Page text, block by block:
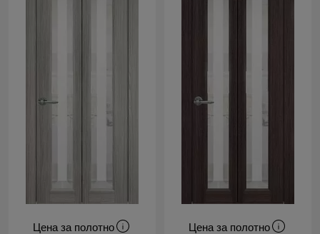
Цена за полотно Цена за полотно